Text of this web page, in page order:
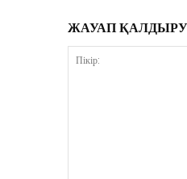
ЖАУАП ҚАЛДЫРУ